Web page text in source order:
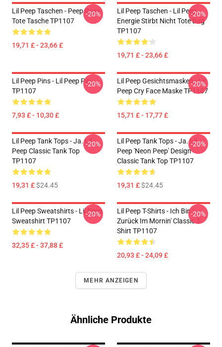
Lil Peep Taschen - Peep Rose
Tote Tasche TP1107
19,71 £ - 23,66 £
-20%
Lil Peep Taschen - Lil Peep
Energie Stirbt Nicht Tote Bag
TP1107
19,71 £ - 23,66 £
-20%
Lil Peep Pins - Lil Peep Pin
TP1107
7,93 £ - 10,30 £
-20%
Lil Peep Gesichtsmasken - Lil
Peep Cry Face Maske TP1107
15,71 £ - 17,77 £
-20%
Lil Peep Tank Tops - Ja. Lil
Peep Classic Tank Top
TP1107
19,31 £$24.45
-20%
Lil Peep Tank Tops - Ja. Lil
Peep 'Neon Peep' Design
Classic Tank Top TP1107
19,31 £$24.45
-20%
Lil Peep Sweatshirts - Lil Peep
Sweatshirt TP1107
32,35 £ - 37,88 £
-20%
Lil Peep T-Shirts - Ich Bin
Zurück Im Mornin' Classic T-
Shirt TP1107
20,93 £ - 24,09 £
-20%
MEHR ANZEIGEN
Ähnliche Produkte